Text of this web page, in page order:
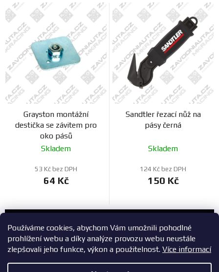
Používáme cookies, abychom Vám umožnili pohodlné
prohlížení webu a díky analýze provozu webu neustále
zlepšovali jeho funkce, výkon a použitelnost. Více informací
Grayston montážní
destička se závitem pro
oko pásů
Skladem
53 Kč bez DPH
64 Kč
Sandtler řezací nůž na
pásy černá
Skladem
124 Kč bez DPH
150 Kč
Zákaznický servis
+420 603 785 748